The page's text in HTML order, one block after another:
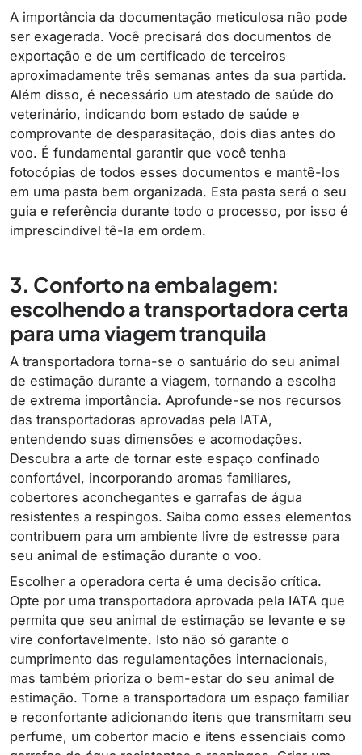
A importância da documentação meticulosa não pode
ser exagerada. Você precisará dos documentos de
exportação e de um certificado de terceiros
aproximadamente três semanas antes da sua partida.
Além disso, é necessário um atestado de saúde do
veterinário, indicando bom estado de saúde e
comprovante de desparasitação, dois dias antes do
voo. É fundamental garantir que você tenha
fotocópias de todos esses documentos e mantê-los
em uma pasta bem organizada. Esta pasta será o seu
guia e referência durante todo o processo, por isso é
imprescindível tê-la em ordem.
3. Conforto na embalagem:
escolhendo a transportadora certa
para uma viagem tranquila
A transportadora torna-se o santuário do seu animal
de estimação durante a viagem, tornando a escolha
de extrema importância. Aprofunde-se nos recursos
das transportadoras aprovadas pela IATA,
entendendo suas dimensões e acomodações.
Descubra a arte de tornar este espaço confinado
confortável, incorporando aromas familiares,
cobertores aconchegantes e garrafas de água
resistentes a respingos. Saiba como esses elementos
contribuem para um ambiente livre de estresse para
seu animal de estimação durante o voo.
Escolher a operadora certa é uma decisão crítica.
Opte por uma transportadora aprovada pela IATA que
permita que seu animal de estimação se levante e se
vire confortavelmente. Isto não só garante o
cumprimento das regulamentações internacionais,
mas também prioriza o bem-estar do seu animal de
estimação. Torne a transportadora um espaço familiar
e reconfortante adicionando itens que transmitam seu
perfume, um cobertor macio e itens essenciais como